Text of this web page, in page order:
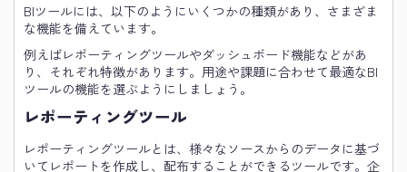
BIツールには、以下のようにいくつかの種類があり、さまざま
な機能を備えています。
例えばレポーティングツールやダッシュボード機能などがあ
り、それぞれ特徴があります。用途や課題に合わせて最適なBI
ツールの機能を選ぶようにしましょう。
レポーティングツール
レポーティングツールとは、様々なソースからのデータに基づ
いてレポートを作成し、配布することができるツールです。企